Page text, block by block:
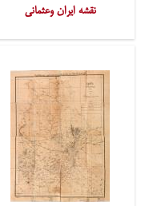
نقشه ایران وعثمانی